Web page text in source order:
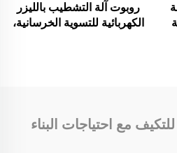
روبوت آلة التشطيب بالليزر
الكهربائية للتسوية الخرسانية،
مع احتياجات البناء